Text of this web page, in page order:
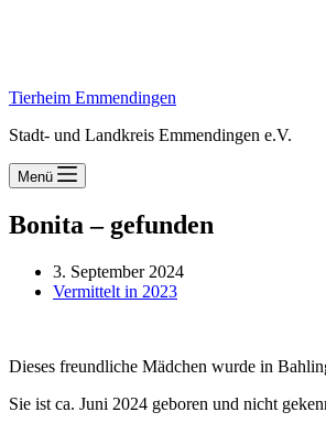
Tierheim Emmendingen
Stadt- und Landkreis Emmendingen e.V.
Menü
Bonita – gefunden
3. September 2024
Vermittelt in 2023
Dieses freundliche Mädchen wurde in
Sie ist ca. Juni 2024 geboren und nicht